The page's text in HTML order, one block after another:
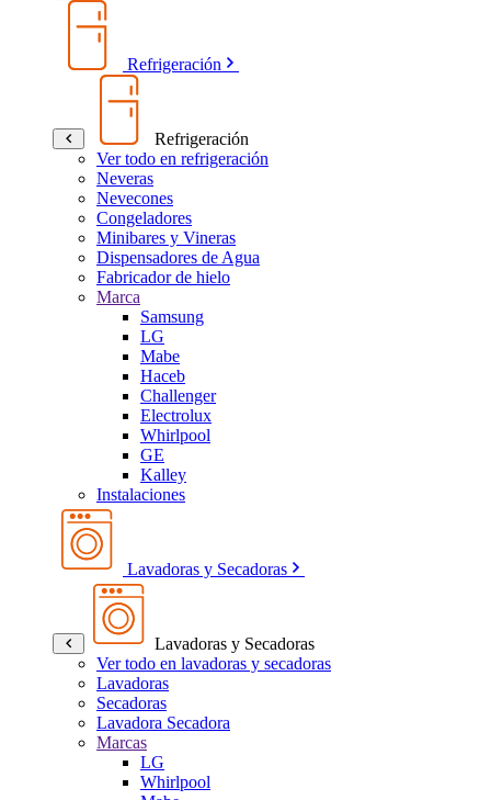
Refrigeración
Refrigeración
Ver todo en refrigeración
Neveras
Nevecones
Congeladores
Minibares y Vineras
Dispensadores de Agua
Fabricador de hielo
Marca
Samsung
LG
Mabe
Haceb
Challenger
Electrolux
Whirlpool
GE
Kalley
Instalaciones
Lavadoras y Secadoras
Lavadoras y Secadoras
Ver todo en lavadoras y secadoras
Lavadoras
Secadoras
Lavadora Secadora
Marcas
LG
Whirlpool